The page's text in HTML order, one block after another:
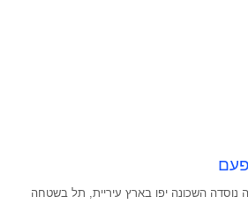
השכונה יפו בארץ עיריית, תל בשטחה